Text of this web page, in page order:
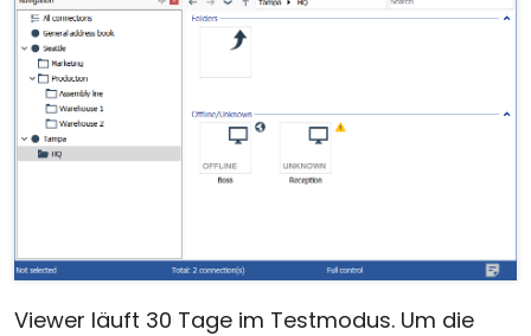
Viewer läuft 30 Tage im Testmodus. Um die